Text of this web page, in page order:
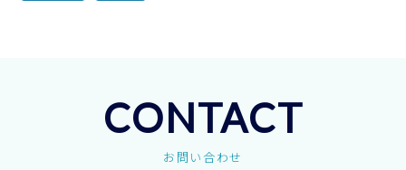
CONTACT
お問い合わせ